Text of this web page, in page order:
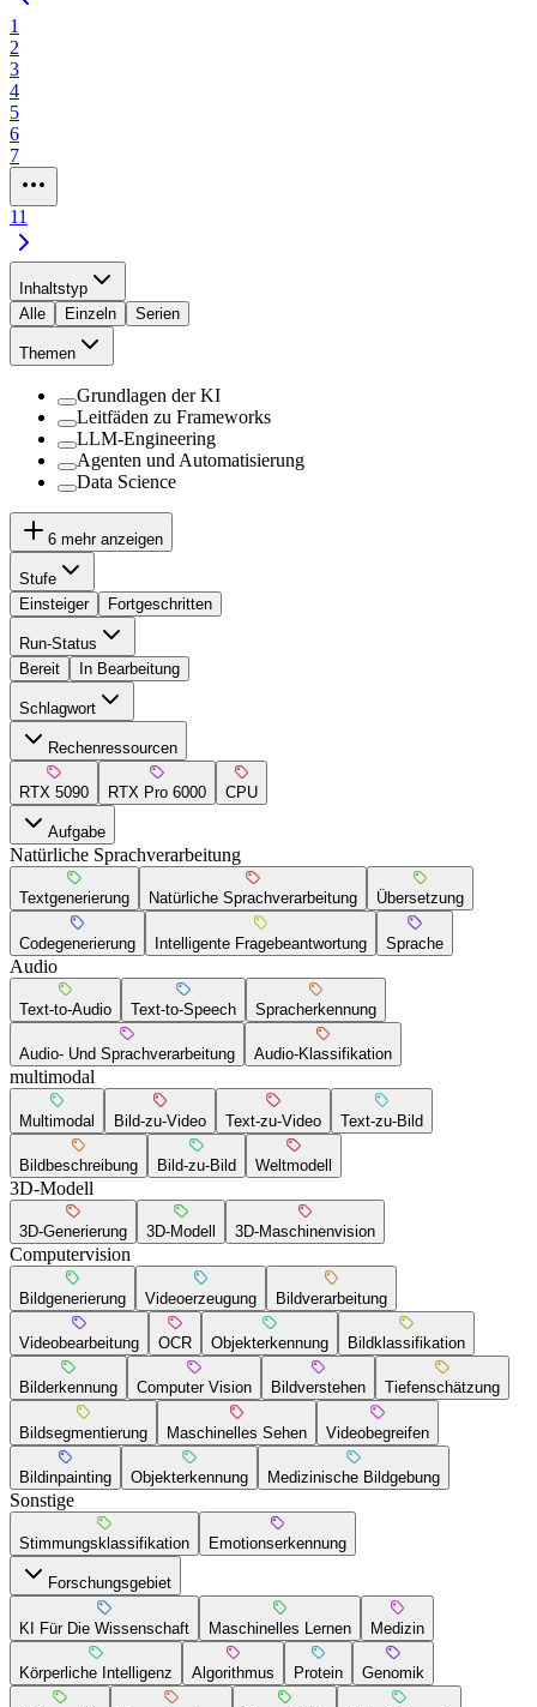
1
2
3
4
5
6
7
11
Inhaltstyp
Alle
Einzeln Serien
Themen
Grundlagen der KI
Leitfäden zu Frameworks
LLM-Engineering
Agenten und Automatisierung
Data Science
6 mehr anzeigen
Stufe
Einsteiger
Fortgeschritten
Run-Status
Bereit
In Bearbeitung
Schlagwort
Rechenressourcen
RTX 5090 RTX Pro 6000 CPU
Aufgabe
Natürliche Sprachverarbeitung
Textgenerierung Natürliche Sprachverarbeitung Übersetzung
Codegenerierung Intelligente Fragebeantwortung Sprache
Audio
Text-to-Audio Text-to-Speech Spracherkennung
Audio- Und Sprachverarbeitung Audio-Klassifikation
multimodal
Multimodal Bild-zu-Video Text-zu-Video Text-zu-Bild
Bildbeschreibung Bild-zu-Bild Weltmodell
3D-Modell
3D-Generierung 3D-Modell 3D-Maschinenvision
Computervision
Bildgenerierung Videoerzeugung Bildverarbeitung
Videobearbeitung OCR Objekterkennung Bildklassifikation
Bilderkennung Computer Vision Bildverstehen Tiefenschätzung
Bildsegmentierung Maschinelles Sehen Videobegreifen
Bildinpainting Objekterkennung Medizinische Bildgebung
Sonstige
Stimmungsklassifikation Emotionserkennung
Forschungsgebiet
KI Für Die Wissenschaft Maschinelles Lernen Medizin
Körperliche Intelligenz Algorithmus Protein Genomik